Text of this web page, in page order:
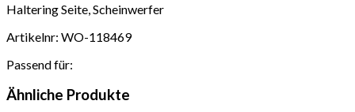
Haltering Seite, Scheinwerfer
Artikelnr: WO-118469
Passend für:
Ähnliche Produkte